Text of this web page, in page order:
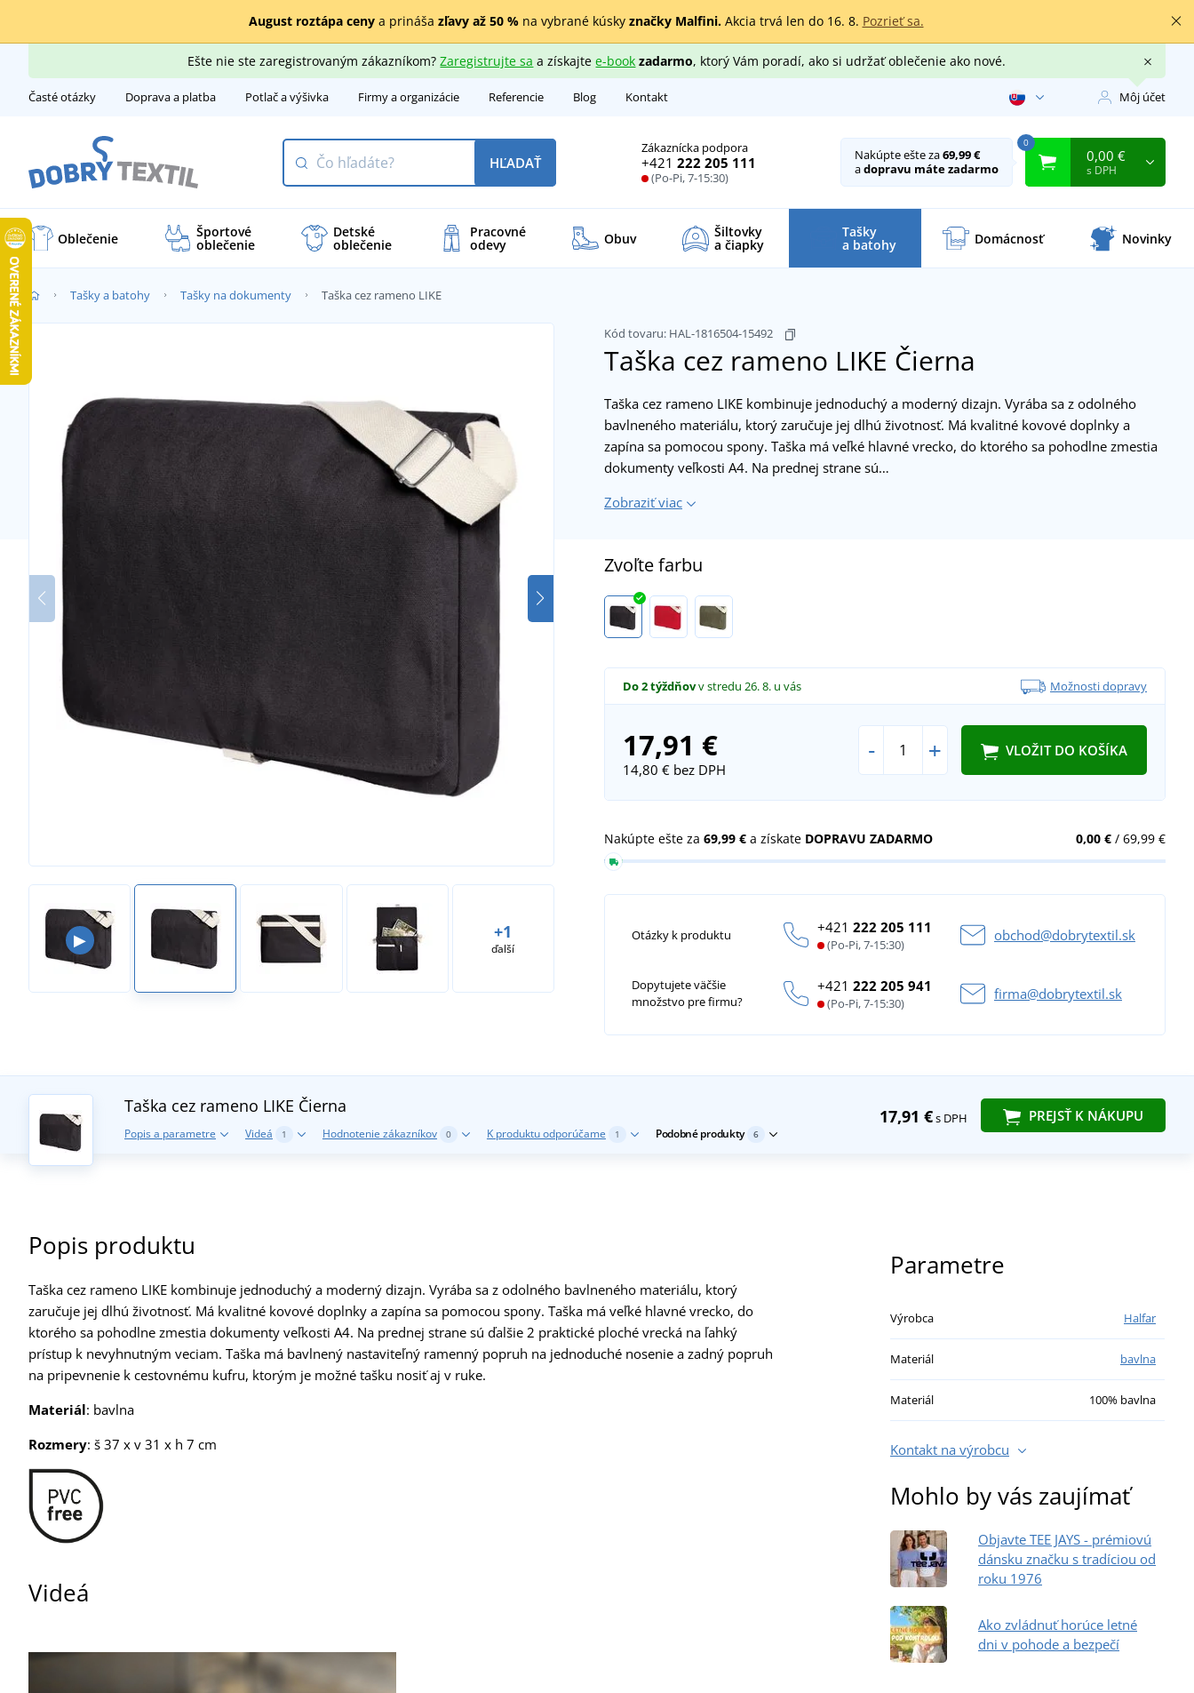
August roztápa cenya prináša zľavy až 50 %na vybrané kúsky značky Malfini.Akcia trvá len do 16. 8. Pozrieť sa.
Ešte nie ste zaregistrovaným zákazníkom?Zaregistrujte sa a získajtee-book zadarmo, ktorý Vám poradí, ako si udržať oblečenie ako nové.
Časté otázky Doprava a platba Potlač a výšivka Firmy a organizácie Referencie Blog Kontakt Môj účet
Zákaznícka podpora
+421 222 205 111
(Po-Pi, 7-15:30)
HĽADAŤ Nakúpte ešte za69,99 €
adopravu máte zadarmo
0
0,00 €
s DPH
Oblečenie Športové
oblečenie
Detské
oblečenie
Pracovné
odevy Obuv Šiltovky
a čiapky
Tašky
a batohy Domácnosť Novinky
Tašky a batohy Tašky na dokumenty Taška cez rameno LIKE
Kód tovaru: HAL-1816504-15492
Taška cez rameno LIKE Čierna
▶ +1
ďalší
Taška cez rameno LIKE kombinuje jednoduchý a moderný dizajn. Vyrába sa z odolného
bavlneného materiálu, ktorý zaručuje jej dlhú životnosť. Má kvalitné kovové doplnky a
zapína sa pomocou spony. Taška má veľké hlavné vrecko, do ktorého sa pohodlne zmestia
dokumenty veľkosti A4. Na prednej strane sú…
Zobraziť viac
Zvoľte farbu
Do 2 týždňovv stredu 26. 8. u vás Možnosti dopravy
17,91 €
14,80 €bez DPH
- + VLOŽIT DO KOŠÍKA
0,00 €/ 69,99 €
Nakúpte ešte za 69,99 € a získate DOPRAVU ZADARMO
Otázky k produktu +421222 205 111
(Po-Pi, 7-15:30)
obchod@dobrytextil.sk
Dopytujete väčšie
množstvo pre firmu?
+421222 205 941
(Po-Pi, 7-15:30)
firma@dobrytextil.sk
17,91 €s DPH PREJSŤ K NÁKUPU
Taška cez rameno LIKE Čierna
Popis a parametre Videá 1 Hodnotenie zákazníkov 0 K produktu odporúčame 1 Podobné produkty 6
Popis produktu
Taška cez rameno LIKE kombinuje jednoduchý a moderný dizajn. Vyrába sa z odolného bavlneného materiálu, ktorý
zaručuje jej dlhú životnosť. Má kvalitné kovové doplnky a zapína sa pomocou spony. Taška má veľké hlavné vrecko, do
ktorého sa pohodlne zmestia dokumenty veľkosti A4. Na prednej strane sú ďalšie 2 praktické ploché vrecká na ľahký
prístup k nevyhnutným veciam. Taška má bavlnený nastaviteľný ramenný popruh na jednoduché nosenie a zadný popruh
na pripevnenie k cestovnému kufru, ktorým je možné tašku nosiť aj v ruke.
Materiál: bavlna
Rozmery: š 37 x v 31 x h 7 cm
Videá
Parametre
Výrobca Halfar
Materiál bavlna
Materiál 100% bavlna
Kontakt na výrobcu
Mohlo by vás zaujímať
Objavte TEE JAYS - prémiovú
dánsku značku s tradíciou od
roku 1976
Ako zvládnuť horúce letné
dni v pohode a bezpečí